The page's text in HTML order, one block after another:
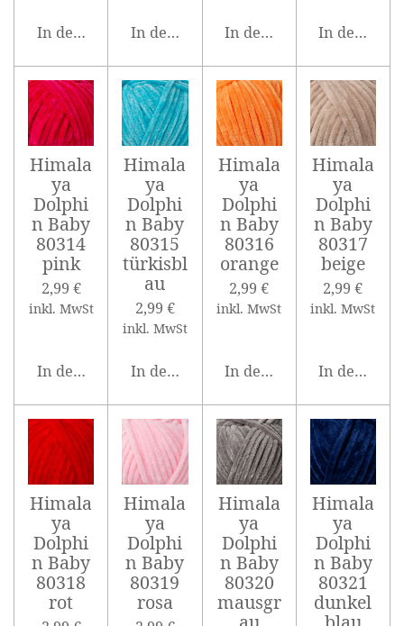
In den WarenkorbIn den WarenkorbIn den Warenkorb
In den
Himala
ya
Dolphi
n Baby
80314
pink
2,99 €
inkl. MwSt
In den Warenkorb
Himala
ya
Dolphi
n Baby
80315
türkisbl
au
2,99 €
inkl. MwSt
In den Warenkorb
Himala
ya
Dolphi
n Baby
80316
orange
2,99 €
inkl. MwSt
In den Warenkorb
Himala
ya
Dolphi
n Baby
80317
beige
2,99 €
inkl. MwSt
In den
Himala
ya
Dolphi
n Baby
80318
rot
Himala
ya
Dolphi
n Baby
80319
rosa
Himala
ya
Dolphi
n Baby
80320
mausgr
Himala
ya
Dolphi
n Baby
80321
dunkel